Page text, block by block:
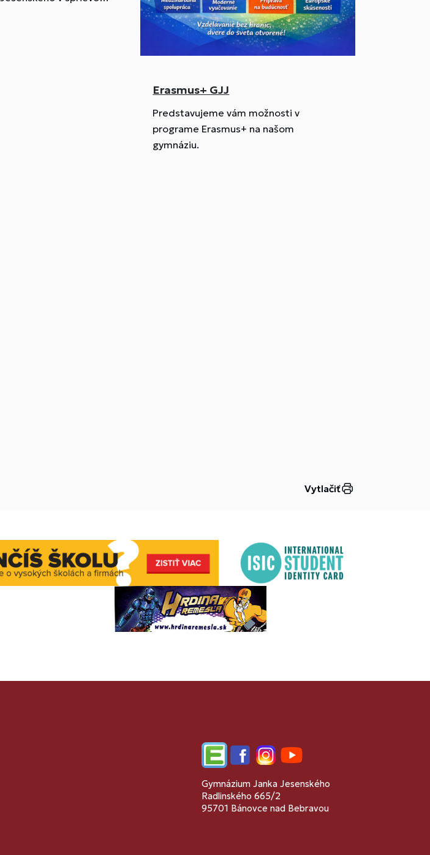
Erasmus+ GJJ
Predstavujeme vám možnosti v
programe Erasmus+ na našom
gymnáziu.
Vytlačiť
EdupageFacebookInstagramYouTube
Gymnázium Janka Jesenského
Radlinského 665/2
95701 Bánovce nad Bebravou